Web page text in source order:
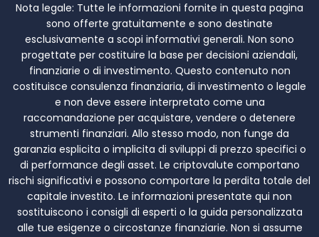
Nota legale: Tutte le informazioni fornite in questa pagina
sono offerte gratuitamente e sono destinate
esclusivamente a scopi informativi generali. Non sono
progettate per costituire la base per decisioni aziendali,
finanziarie o di investimento. Questo contenuto non
costituisce consulenza finanziaria, di investimento o legale
e non deve essere interpretato come una
raccomandazione per acquistare, vendere o detenere
strumenti finanziari. Allo stesso modo, non funge da
garanzia esplicita o implicita di sviluppi di prezzo specifici o
di performance degli asset. Le criptovalute comportano
rischi significativi e possono comportare la perdita totale del
capitale investito. Le informazioni presentate qui non
sostituiscono i consigli di esperti o la guida personalizzata
alle tue esigenze o circostanze finanziarie. Non si assume